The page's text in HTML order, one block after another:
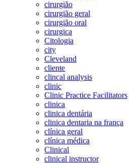
cirurgião
cirurgião geral
cirurgião oral
cirurgica
Citologia
city
Cleveland
cliente
clincal analysis
clinic
Clinic Practice Facilitators
clinica
clinica dentária
clinica dentaria na frança
clínica geral
clínica médica
Clinical
clinical instructor